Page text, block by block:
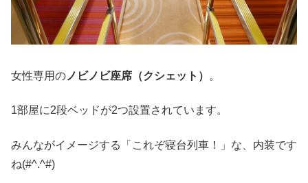
女性専用の ノビノビ座席（クシェット） 。
1部屋に2段ベッドが2つ設置されています。
みんながイメージする「これぞ寝台列車！」な、内装です
ね(#^.^#)